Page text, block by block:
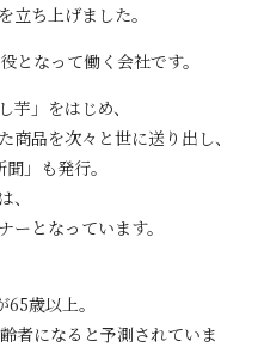
立ち上げました。
となって働く会社です。
」をはじめ、
品を次々と世に送り出し、
」も発行。
となっています。
歳以上。
者になると予測されていま